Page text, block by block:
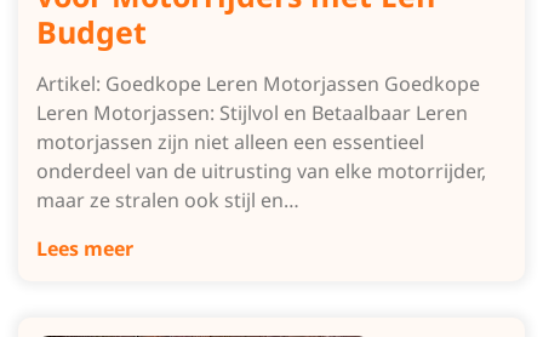
Budget
Artikel: Goedkope Leren Motorjassen Goedkope
Leren Motorjassen: Stijlvol en Betaalbaar Leren
motorjassen zijn niet alleen een essentieel
onderdeel van de uitrusting van elke motorrijder,
maar ze stralen ook stijl en…
Lees meer